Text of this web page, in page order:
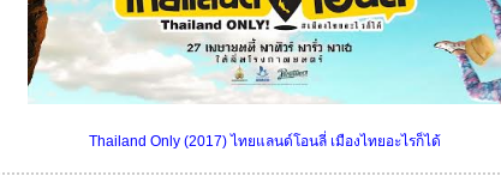
Thailand Only (2017) ไทยแลนด์โอนลี่ เมืองไทยอะไรก็ได้